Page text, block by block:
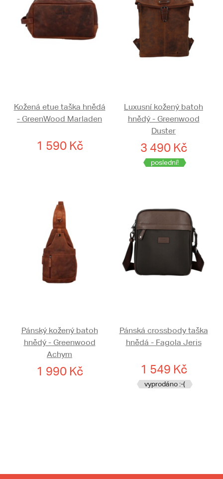
Kožená etue taška hnědá
- GreenWood Marladen
1 590 Kč
Luxusní kožený batoh
hnědý - Greenwood
Duster
3 490 Kč
poslední!
Pánský kožený batoh
hnědý - Greenwood
Achym
1 990 Kč
Pánská crossbody taška
hnědá - Fagola Jeris
1 549 Kč
vyprodáno :-(